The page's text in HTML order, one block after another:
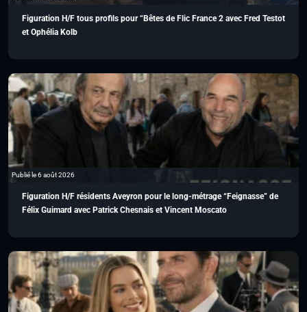
Figuration H/F tous profils pour “Bêtes de Flic France 2 avec Fred Testot
et Ophélia Kolb
Publié le 6 août 2026
Figuration H/F résidents Aveyron pour le long-métrage “Feignasse” de
Félix Guimard avec Patrick Chesnais et Vincent Moscato